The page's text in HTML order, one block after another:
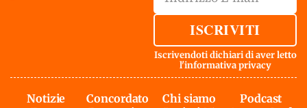
ISCRIVITI
Iscrivendoti dichiari di aver letto
l'informativa privacy
Notizie
Concordato
Chi siamo
Podcast